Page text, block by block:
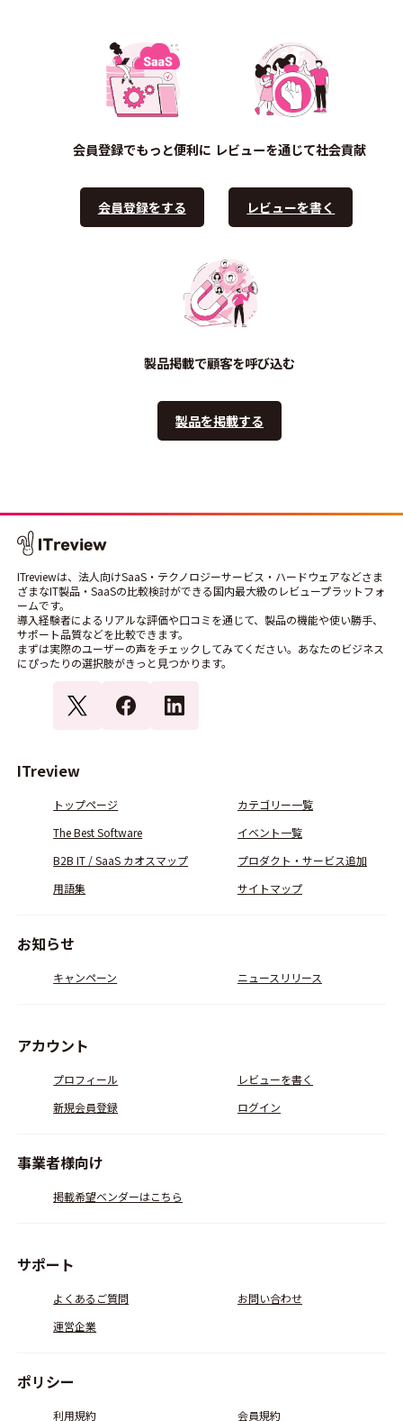
会員登録でもっと便利に
会員登録をする
レビューを通じて社会貢献
レビューを書く
製品掲載で顧客を呼び込む
製品を掲載する
ITreviewは、法人向けSaaS・テクノロジーサービス・ハードウェアなどさま
ざまなIT製品・SaaSの比較検討ができる国内最大級のレビュープラットフォ
ームです。
導入経験者によるリアルな評価や口コミを通じて、製品の機能や使い勝手、
サポート品質などを比較できます。
まずは実際のユーザーの声をチェックしてみてください。あなたのビジネス
にぴったりの選択肢がきっと見つかります。
ITreview
トップページ
カテゴリー一覧
The Best Software
イベント一覧
B2B IT / SaaS カオスマップ
プロダクト・サービス追加
用語集
サイトマップ
お知らせ
キャンペーン ニュースリリース
アカウント
プロフィール
レビューを書く
新規会員登録
ログイン
事業者様向け
掲載希望ベンダーはこちら
サポート
よくあるご質問
お問い合わせ
運営企業
ポリシー
利用規約 会員規約